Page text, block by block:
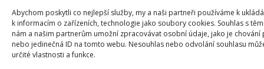
Abychom poskytli co nejlepší služby, my a naši partneři používáme k
k informacím o zařízeních, technologie jako soubory cookies. Souhlas s
nám a našim partnerům umožní zpracovávat osobní údaje, jako je
nebo jedinečná ID na tomto webu. Nesouhlas nebo odvolání souhlasu
určité vlastnosti a funkce.
vyříkat a pokárat jej, ať už je jen jeho kolega
anebo i nadřízený. V mých očích ČT dost
„přiostřilo“ a „straní“ opozici, bývalé Fialově
vládě „rozpočtové zodpovědnosti“.